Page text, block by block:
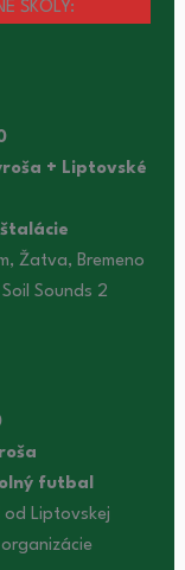
ŠKOLY:
+ Liptovské
Žatva, Bremeno
Sounds 2
futbal
Liptovskej